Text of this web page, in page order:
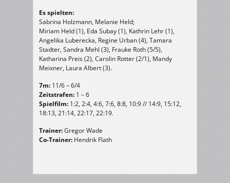
Es spielten:
Sabrina Holzmann, Melanie Held;
Miriam Held (1), Eda Subay (1), Kathrin Lehr (1),
Angelika Luberecka, Regine Urban (4), Tamara
Stadter, Sandra Mehl (3), Frauke Roth (5/5),
Katharina Preis (2), Carolin Rotter (2/1), Mandy
Meixner, Laura Albert (3).
7m: 11/6 – 6/4
Zeitstrafen: 1 – 6
Spielfilm: 1:2, 2:4, 4:6, 7:6, 8:8, 10:9 // 14:9, 15:12,
18:13, 21:14, 22:17, 22:19.
Trainer:Gregor Wade
Co-Trainer: Hendrik Flath